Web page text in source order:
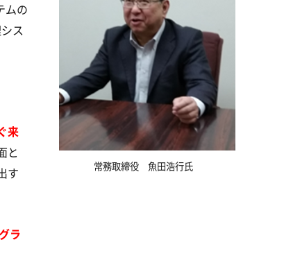
ムの
ス
来
と
す
ラ
常務取締役 魚田浩行氏